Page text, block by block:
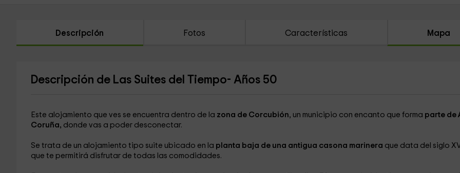
Descripción Fotos Características Mapa
Descripción de Las Suites del Tiempo- Años 50
Este alojamiento que ves se encuentra dentro de la zona de Corcubión, un municipio con encanto que forma parte de
Coruña, donde vas a poder desconectar.
Se trata de un alojamiento tipo suite ubicado en la planta baja de una antigua casona marinera que data del siglo
que te permitirá disfrutar de todas las comodidades.